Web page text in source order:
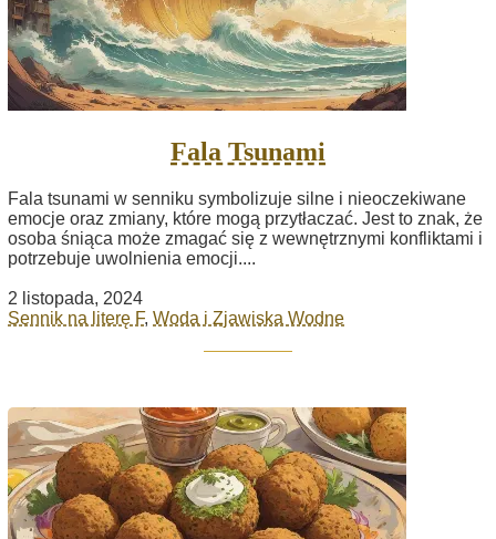
Fala Tsunami
Fala tsunami w senniku symbolizuje silne i nieoczekiwane
emocje oraz zmiany, które mogą przytłaczać. Jest to znak, że
osoba śniąca może zmagać się z wewnętrznymi konfliktami i
potrzebuje uwolnienia emocji....
2 listopada, 2024
Sennik na literę F, Woda i Zjawiska Wodne